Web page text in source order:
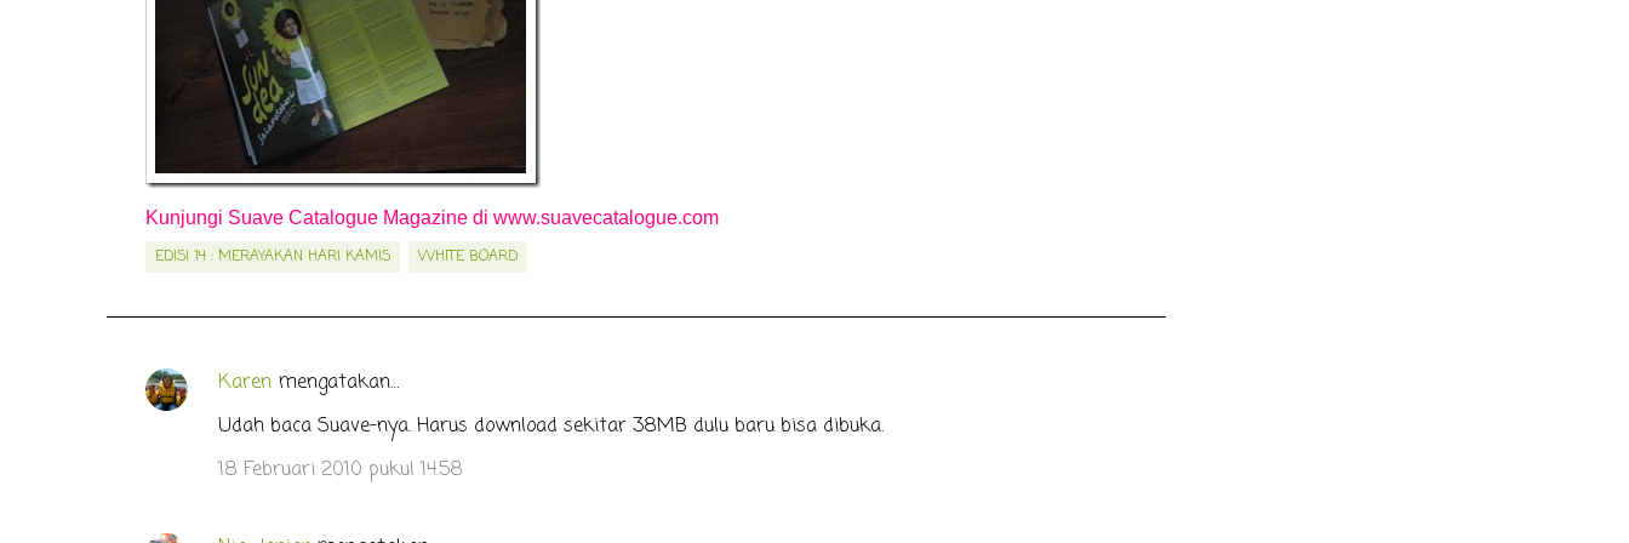
Kunjungi Suave Catalogue Magazine di www.suavecatalogue.com
EDISI 14 : MERAYAKAN HARI KAMIS WHITE BOARD
K
n
Karenmengatakan…
Udah baca Suave-nya. Harus download sekitar 38MB dulu baru bisa dibuka.
18 Februari 2010 pukul 14.58